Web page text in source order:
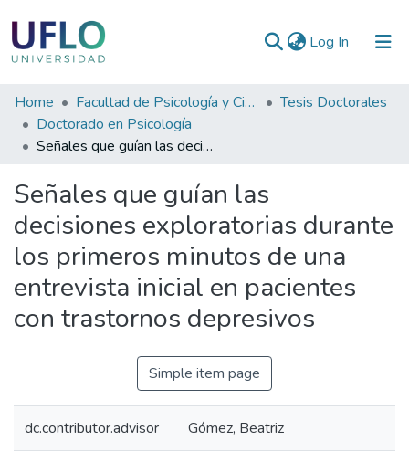
Log In (current)
Communities
&
Collections
All of RIUFLO
Statistics
Home Facultad de Psicología y Ciencias Sociales
Tesis Doctorales
Doctorado en Psicología
Señales que guían las decisiones exploratorias durante los primeros minutos de una entrevista inicial en pacientes con trastornos depresivos
Señales que guían las
decisiones exploratorias durante
los primeros minutos de una
entrevista inicial en pacientes
con trastornos depresivos
Simple item page
dc.contributor.advisor Gómez, Beatriz